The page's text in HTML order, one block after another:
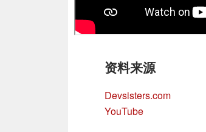
资料来源
Devsisters.com
YouTube